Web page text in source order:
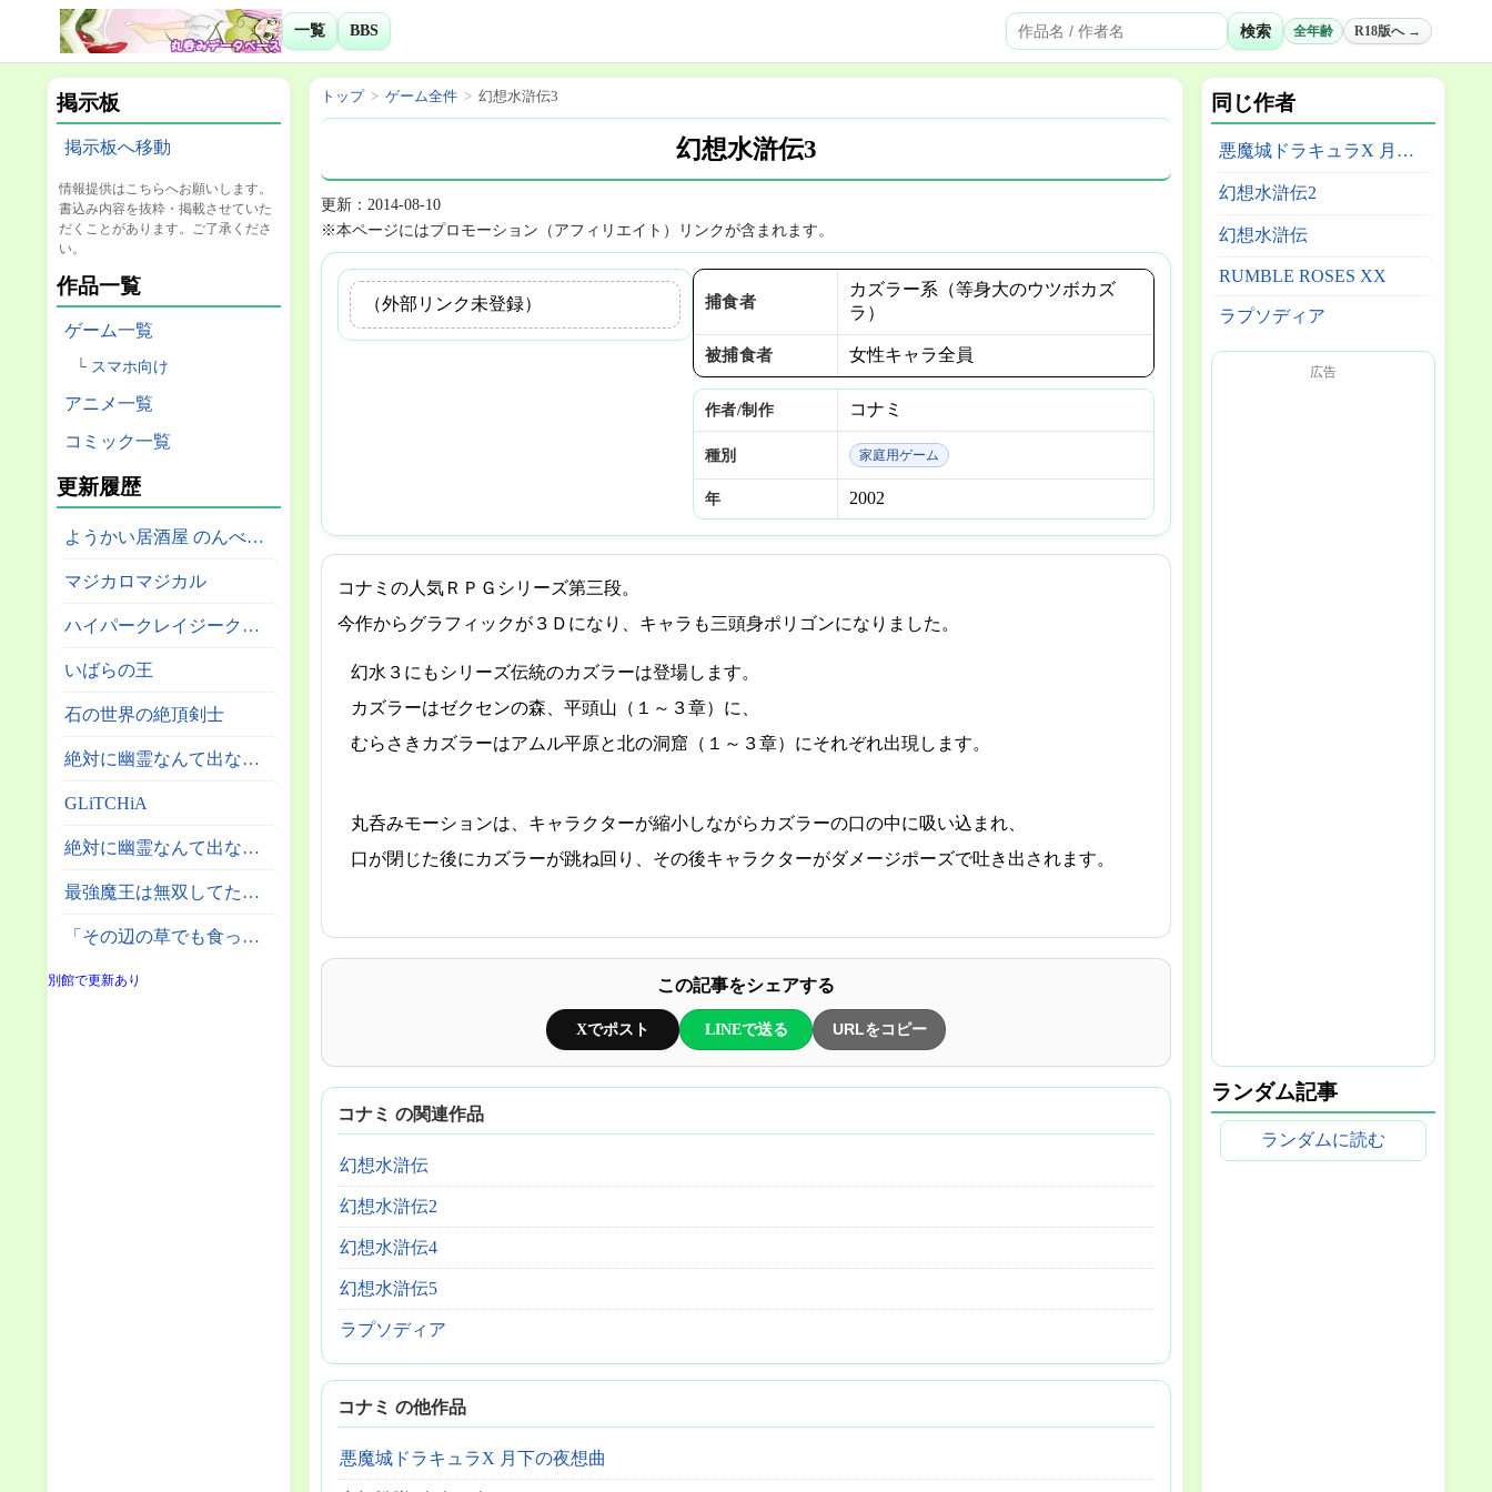
一覧 BBS 検索 全年齢 R18版へ →
掲示板
掲示板へ移動
情報提供はこちらへお願いします。
書込み内容を抜粋・掲載させていた
だくことがあります。ご了承くださ
い。
作品一覧
ゲーム一覧
スマホ向け
アニメ一覧
コミック一覧
更新履歴
ようかい居酒屋 のんべれケ。
マジカロマジカル
ハイパークレイジークライマー
いばらの王
石の世界の絶頂剣士
絶対に幽霊なんて出ないサーカス団
GLiTCHiA
絶対に幽霊なんて出ない高層エレベーター
最強魔王は無双してたのに ～女体化解除のカギは人助けの旅でした～
「その辺の草でも食っとけ」と追放された無能スキル【植物食い】持ち転生者、エルフの里で幻の植物を食べて無双する
別館で更新あり
トップ ゲーム全件 幻想水滸伝3
幻想水滸伝3
更新：2014-08-10
※本ページにはプロモーション（アフィリエイト）リンクが含まれます。
（外部リンク未登録） 捕食者
カズラー系（等身大のウツボカズ
ラ）
被捕食者 女性キャラ全員
作者/制作 コナミ
種別 家庭用ゲーム
年 2002
コナミの人気ＲＰＧシリーズ第三段。
今作からグラフィックが３Ｄになり、キャラも三頭身ポリゴンになりました。
幻水３にもシリーズ伝統のカズラーは登場します。
カズラーはゼクセンの森、平頭山（１～３章）に、
むらさきカズラーはアムル平原と北の洞窟（１～３章）にそれぞれ出現します。
丸呑みモーションは、キャラクターが縮小しながらカズラーの口の中に吸い込まれ、
口が閉じた後にカズラーが跳ね回り、その後キャラクターがダメージポーズで吐き出されます。
この記事をシェアする
Xでポスト LINEで送る URLをコピー
コナミ の関連作品
幻想水滸伝
幻想水滸伝2
幻想水滸伝4
幻想水滸伝5
ラプソディア
コナミ の他作品
悪魔城ドラキュラX 月下の夜想曲
同じ作者
悪魔城ドラキュラX 月下の夜想曲
幻想水滸伝2
幻想水滸伝
RUMBLE ROSES XX
ラプソディア
広告
ランダム記事
ランダムに読む